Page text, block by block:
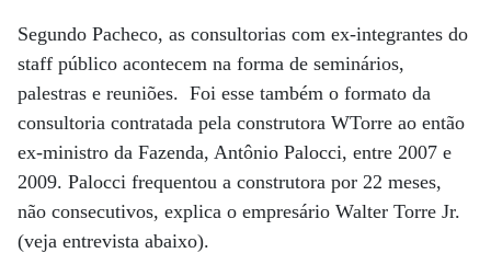
Segundo Pacheco, as consultorias com ex-integrantes do
staff público acontecem na forma de seminários,
palestras e reuniões. Foi esse também o formato da
consultoria contratada pela construtora WTorre ao então
ex-ministro da Fazenda, Antônio Palocci, entre 2007 e
2009. Palocci frequentou a construtora por 22 meses,
não consecutivos, explica o empresário Walter Torre Jr.
(veja entrevista abaixo).